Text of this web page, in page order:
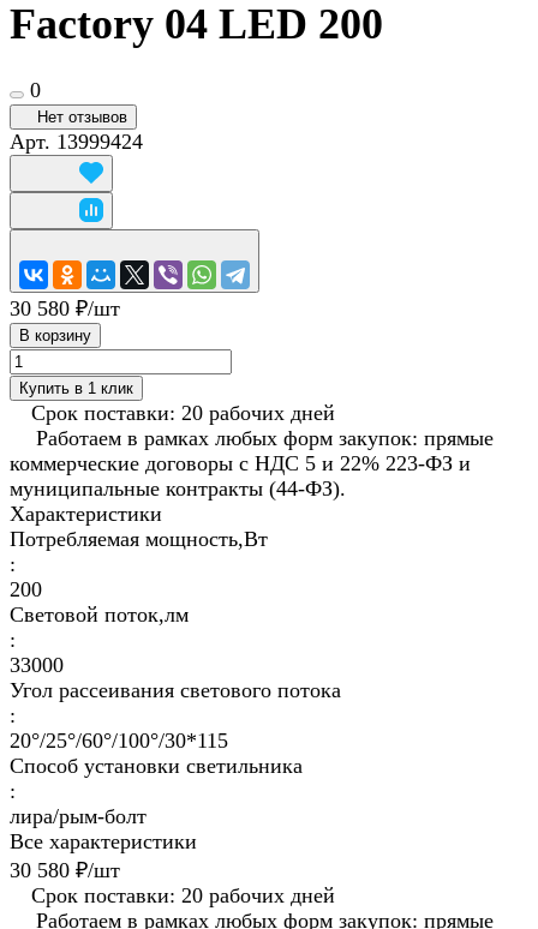
Factory 04 LED 200
0
Нет отзывов
Арт. 13999424
30 580 ₽/шт
В корзину
Купить в 1 клик
Срок поставки: 20 рабочих дней
Работаем в рамках любых форм закупок: прямые
коммерческие договоры с НДС 5 и 22% 223-ФЗ и
муниципальные контракты (44-ФЗ).
Характеристики
Потребляемая мощность,Вт
:
200
Световой поток,лм
:
33000
Угол рассеивания светового потока
:
20°/25°/60°/100°/30*115
Способ установки светильника
:
лира/рым-болт
Все характеристики
30 580 ₽/шт
Срок поставки: 20 рабочих дней
Работаем в рамках любых форм закупок: прямые